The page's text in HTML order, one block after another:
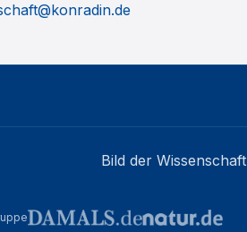
Bild der Wissenschaft